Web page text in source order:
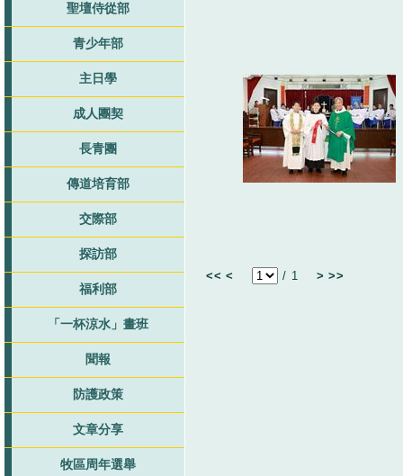
聖壇侍從部
青少年部
主日學
成人團契
長青團
傳道培育部
交際部
探訪部
福利部
「一杯涼水」畫班
聞報
防護政策
文章分享
牧區周年選舉
<< < / 1 > >>